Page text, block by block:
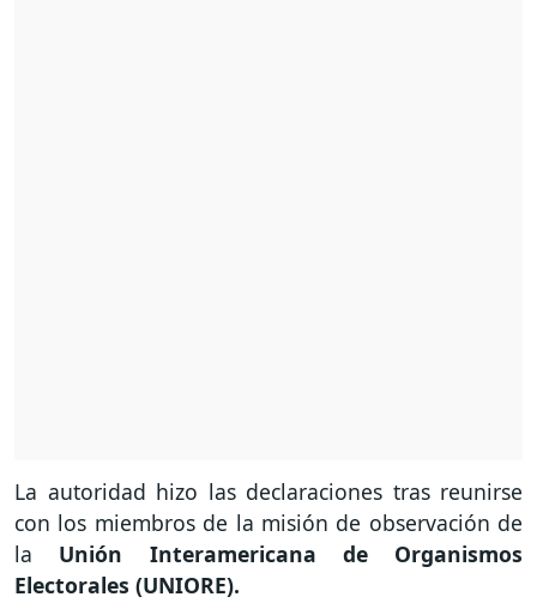
La autoridad hizo las declaraciones tras reunirse
con los miembros de la misión de observación de
la Unión Interamericana de Organismos
Electorales (UNIORE).